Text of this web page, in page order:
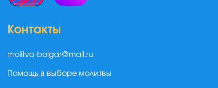
Контакты
molitva-bolgar@mail.ru
Помощь в выборе молитвы